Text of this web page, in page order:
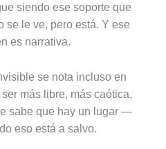
siendo ese soporte que
se le ve, pero está. Y ese
es narrativa.
se nota incluso en
más libre, más caótica,
sabe que hay un lugar —
eso está a salvo.